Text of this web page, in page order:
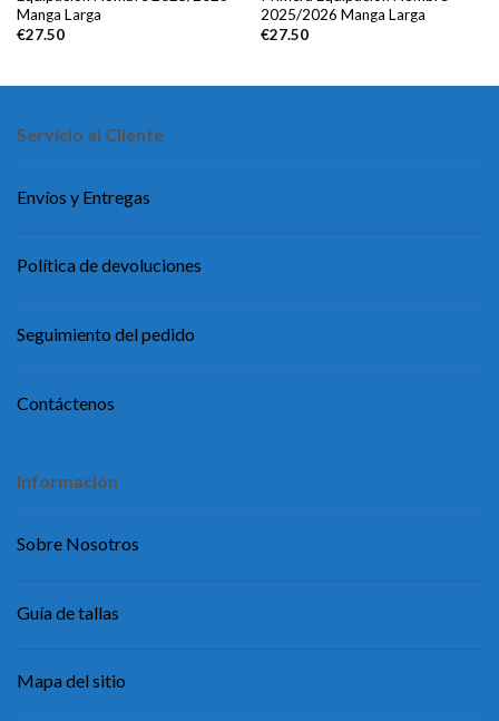
Manga Larga
€27.50
2025/2026 Manga Larga
€27.50
Servicio al Cliente
Envíos y Entregas
Política de devoluciones
Seguimiento del pedido
Contáctenos
Información
Sobre Nosotros
Guía de tallas
Mapa del sitio